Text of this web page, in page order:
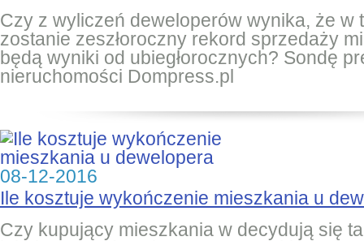
Czy z wyliczeń deweloperów wynika, że w
zostanie zeszłoroczny rekord sprzedaży
będą wyniki od ubiegłorocznych? Sondę
nieruchomości Dompress.pl
08-12-2016
Ile kosztuje wykończenie mieszkania u
Czy kupujący mieszkania w decydują się